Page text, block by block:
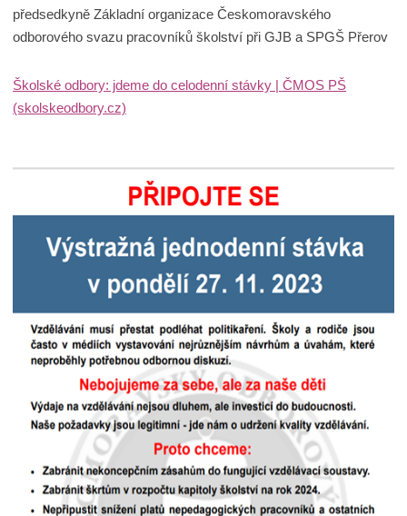
předsedkyně Základní organizace Českomoravského
odborového svazu pracovníků školství při GJB a SPGŠ Přerov
Školské odbory: jdeme do celodenní stávky | ČMOS PŠ
(skolskeodbory.cz)